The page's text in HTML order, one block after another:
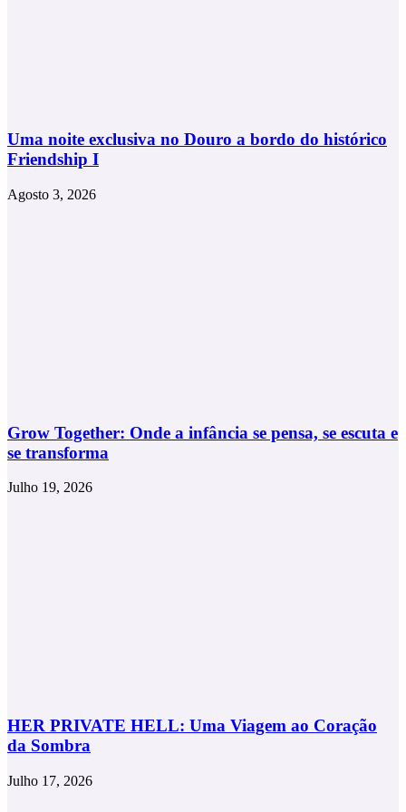
Uma noite exclusiva no Douro a bordo do histórico
Friendship I
Agosto 3, 2026
Grow Together: Onde a infância se pensa, se escuta e
se transforma
Julho 19, 2026
HER PRIVATE HELL: Uma Viagem ao Coração
da Sombra
Julho 17, 2026